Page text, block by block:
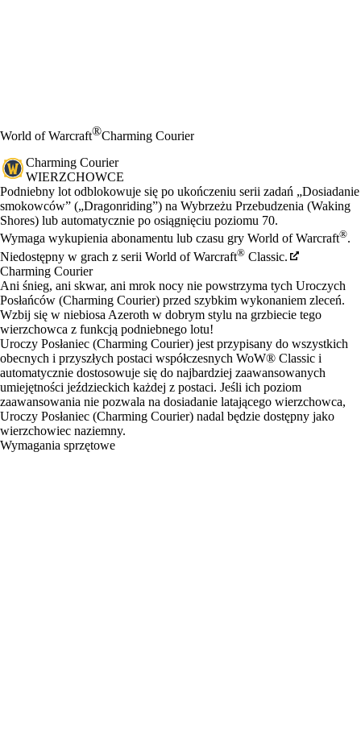
World of Warcraft®Charming Courier
Charming Courier
WIERZCHOWCE
Cena
Available actions
Podniebny lot odblokowuje się po ukończeniu serii zadań „Dosiadanie
smokowców” („Dragonriding”) na Wybrzeżu Przebudzenia (Waking
Shores) lub automatycznie po osiągnięciu poziomu 70.
Wymaga wykupienia abonamentu lub czasu gry World of Warcraft®.
Niedostępny w grach z serii World of Warcraft® Classic.
Charming Courier
Ani śnieg, ani skwar, ani mrok nocy nie powstrzyma tych Uroczych
Posłańców (Charming Courier) przed szybkim wykonaniem zleceń.
Wzbij się w niebiosa Azeroth w dobrym stylu na grzbiecie tego
wierzchowca z funkcją podniebnego lotu!
Uroczy Posłaniec (Charming Courier) jest przypisany do wszystkich
obecnych i przyszłych postaci współczesnych WoW® Classic i
automatycznie dostosowuje się do najbardziej zaawansowanych
umiejętności jeździeckich każdej z postaci. Jeśli ich poziom
zaawansowania nie pozwala na dosiadanie latającego wierzchowca,
Uroczy Posłaniec (Charming Courier) nadal będzie dostępny jako
wierzchowiec naziemny.
Wymagania sprzętowe